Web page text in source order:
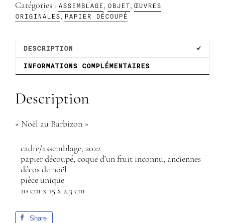
Catégories : ASSEMBLAGE, OBJET, ŒUVRES
ORIGINALES, PAPIER DÉCOUPÉ
DESCRIPTION
INFORMATIONS COMPLÉMENTAIRES
Description
« Noël au Barbizon »
cadre/assemblage, 2022
papier découpé, coque d’un fruit inconnu, anciennes
décos de noël
pièce unique
10 cm x 15 x 2,3 cm
Share